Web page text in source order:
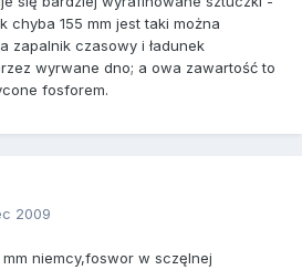
chyba 155 mm jest taki można
zapalnik czasowy i ładunek
wyrwane dno; a owa zawartość to
fosforem.
2009
niemcy,foswor w sczęlnej